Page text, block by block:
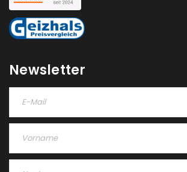
Newsletter